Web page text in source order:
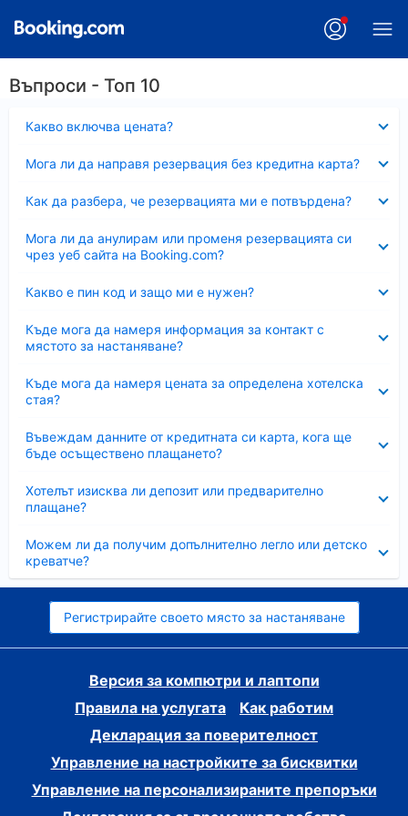
Въпроси - Топ 10
Какво включва цената?
Мога ли да направя резервация без кредитна карта?
Как да разбера, че резервацията ми е потвърдена?
Мога ли да анулирам или променя резервацията си
чрез уеб сайта на Booking.com?
Какво е пин код и защо ми е нужен?
Къде мога да намеря информация за контакт с
мястото за настаняване?
Къде мога да намеря цената за определена хотелска
стая?
Въвеждам данните от кредитната си карта, кога ще
бъде осъществено плащането?
Хотелът изисква ли депозит или предварително
плащане?
Можем ли да получим допълнително легло или детско
креватче?
Регистрирайте своето място за настаняване
Версия за компютри и лаптопи
Правила на услугата
Как работим
Декларация за поверителност
Управление на настройките за бисквитки
Управление на персонализираните препоръки